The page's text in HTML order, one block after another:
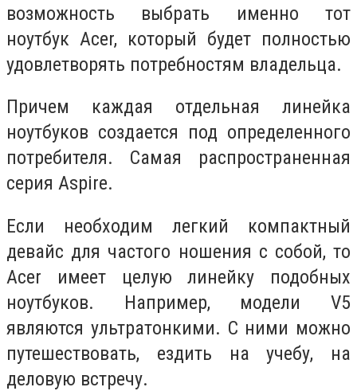
возможность выбрать именно тот
ноутбук Acer, который будет полностью
удовлетворять потребностям владельца.
Причем каждая отдельная линейка
ноутбуков создается под определенного
потребителя. Самая распространенная
серия Aspire.
Если необходим легкий компактный
девайс для частого ношения с собой, то
Acer имеет целую линейку подобных
ноутбуков. Например, модели V5
являются ультратонкими. С ними можно
путешествовать, ездить на учебу, на
деловую встречу.